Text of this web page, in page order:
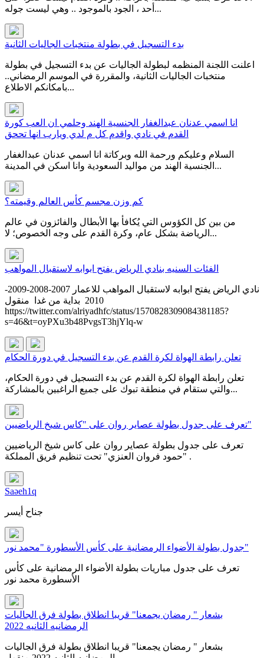
أحد ، الجود بالموجود .. وهي ليست جوله...
بدء التسجيل في بطولة منتخبات الجاليات الثانية
اعلنت اللجنة المنظمه لبطولة الجاليات عن بدء التسجيل في بطولة
منتخبات الجاليات الثانية، والمقررة في الموسم الرمضاني..
بامكانكم الاطلاع...
انا اسمي عدنان عبدالغفار الجنسية الهند وحلمي ان العب كورة
القدم في نادي واقدم كل م لدي ويارب انها تححق
السلام وعليكم ورحمة الله وبركاتة انا اسمي عدنان عبدالغفار
الجنسية الهند من مواليد السعودية وانا اسكن في المدينة...
كم وزن مجسم كأس العالم وقيمته؟
من بين كل الكؤوس التي يُكافأ بها الأبطال والفائزون في عالم
الرياضة بشكل عام، وكرة القدم على وجه الخصوص؛ لا...
الفئات السنيه بنادي الرياض يفتح ابوابه لاستقبال المواهب
نادي الرياض يفتح ابوابه لاستقبال المواهب للاعمار 2007-2008-2009-
2010 بداية من غدا منقول
https://twitter.com/alriyadhfc/status/1570828309084381185?
s=46&t=oyPXu3b48PvgsT3hjYlq-w
تعلن رابطة الهواة لكرة القدم عن بدء التسجيل في دورة الحكام
تعلن رابطة الهواة لكرة القدم عن بدء التسجيل في دورة الحكام،
والتي ستقام في منطقة تبوك على جميع الراغبين بالمشاركة...
تعرف على جدول بطولة عصاير روان على "كاس شيخ الرياضيين"
تعرف على جدول بطولة عصاير روان على كاس شيخ الرياضيين
"حمود فروان العنزي" تحت تنظيم فريق المملكة .
Saəeh1q
جناح أيسر
جدول بطولة الأضواء الرمضانية على كأس الأسطورة "محمد نور"
تعرف على جدول مباريات بطولة الأضواء الرمضانية على كأس
بشعار " رمضان يجمعنا" قريبا انطلاق بطولة فرق الجاليات
الرمضانيه الثانيه 2022
بشعار " رمضان يجمعنا" قريبا انطلاق بطولة فرق الجاليات